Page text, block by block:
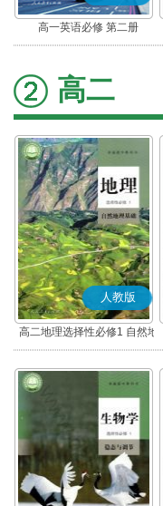
高一英语必修 第二册
高二
人教版
高二地理选择性必修1 自然地
理基础